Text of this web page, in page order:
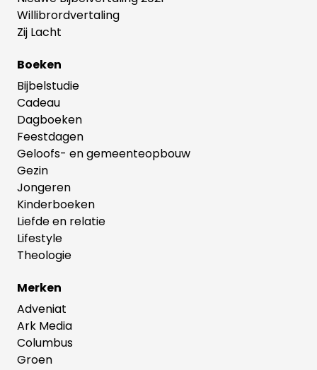
Willibrordvertaling
Zij Lacht
Boeken
Bijbelstudie
Cadeau
Dagboeken
Feestdagen
Geloofs- en gemeenteopbouw
Gezin
Jongeren
Kinderboeken
Liefde en relatie
Lifestyle
Theologie
Merken
Adveniat
Ark Media
Columbus
Groen